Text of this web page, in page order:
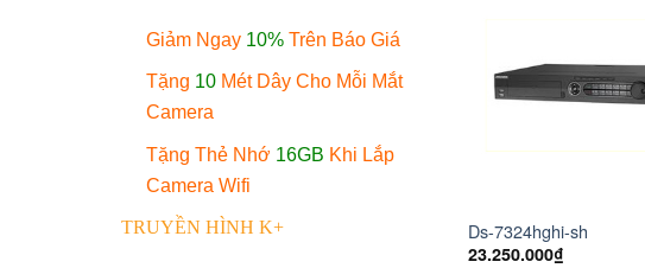
Giảm Ngay 10%Trên Báo Giá
Tặng 10Mét Dây Cho Mỗi Mắt
Camera
Tặng Thẻ Nhớ 16GB Khi Lắp
Camera Wifi
TRUYỀN HÌNH K+ Ds-7324hghi-sh
23.250.000₫